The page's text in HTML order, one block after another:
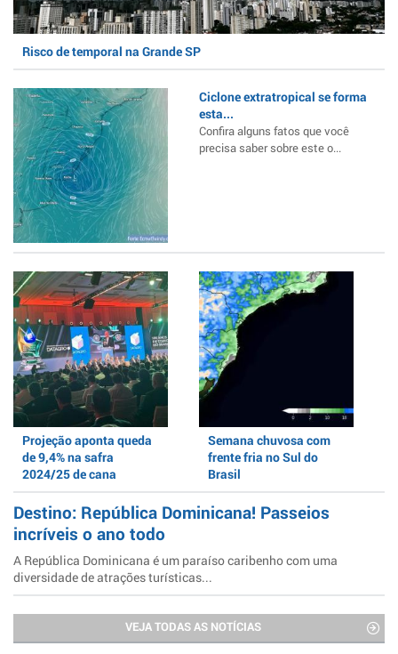
Risco de temporal na Grande SP
Ciclone extratropical se forma
esta...
Confira alguns fatos que você
precisa saber sobre este o...
Projeção aponta queda
de 9,4% na safra
2024/25 de cana
Semana chuvosa com
frente fria no Sul do
Brasil
Destino: República Dominicana! Passeios
incríveis o ano todo
A República Dominicana é um paraíso caribenho com uma
diversidade de atrações turísticas...
VEJA TODAS AS NOTÍCIAS